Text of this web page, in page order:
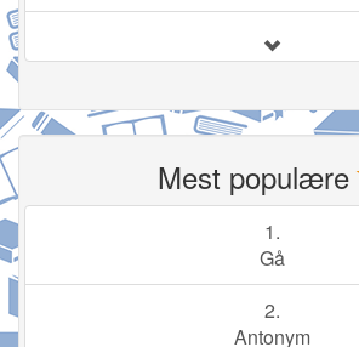
Mest populære
1.
Gå
2.
Antonym